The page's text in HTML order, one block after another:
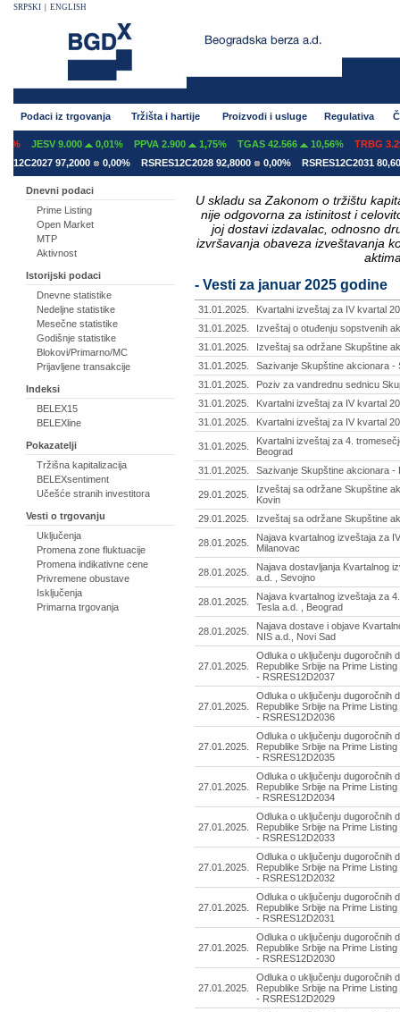
SRPSKI ENGLISH
Podaci iz trgovanja Tržišta i hartije Proizvodi i usluge Regulativa
JESV 9.000 0,01% PPVA 2.900 1,75% TGAS 42.566 10,56%
TRBG 3.293
97,2000
0,00% RSRES12C2028 92,8000 0,00% RSRES12C2031 80,6000
Dnevni podaci
Prime Listing
Open Market
MTP
Aktivnost
Istorijski podaci
Dnevne statistike
Nedeljne statistike
Mesečne statistike
Godišnje statistike
Blokovi/Primarno/MC
Prijavljene transakcije
Indeksi
BELEX15
BELEXline
Pokazatelji
Tržišna kapitalizacija
BELEXsentiment
Učešće stranih investitora
Vesti o trgovanju
Uključenja
Promena zone fluktuacije
Promena indikativne cene
Privremene obustave
Isključenja
Primarna trgovanja
U skladu sa Zakonom o tržištu
nije odgovorna za istinitost i
joj dostavi izdavalac, odnosno
izvršavanja obaveza izveštavanja
- Vesti za januar 2025 godine
31.01.2025.
Kvartalni izveštaj za IV kvartal
31.01.2025.
Izveštaj o otuđenju sopstvenih
31.01.2025.
Izveštaj sa održane Skupštine
31.01.2025.
Sazivanje Skupštine akcionara -
31.01.2025.
Poziv za vandrednu sednicu
31.01.2025.
Kvartalni izveštaj za IV kvartal
31.01.2025.
Kvartalni izveštaj za IV kvartal
31.01.2025.
Kvartalni izveštaj za 4.
Beograd
31.01.2025.
Sazivanje Skupštine akcionara -
29.01.2025.
Izveštaj sa održane Skupštine
Kovin
29.01.2025.
Izveštaj sa održane Skupštine
28.01.2025.
Najava kvartalnog izveštaja za
Milanovac
28.01.2025.
Najava dostavljanja Kvartalnog
a.d. , Sevojno
28.01.2025.
Najava kvartalnog izveštaja za
Tesla a.d. , Beograd
28.01.2025.
Najava dostave i objave
NIS a.d., Novi Sad
27.01.2025.
Odluka o uključenju dugoročnih
Republike Srbije na Prime
- RSRES12D2037
27.01.2025.
Odluka o uključenju dugoročnih
Republike Srbije na Prime
- RSRES12D2036
27.01.2025.
Odluka o uključenju dugoročnih
Republike Srbije na Prime
- RSRES12D2035
27.01.2025.
Odluka o uključenju dugoročnih
Republike Srbije na Prime
- RSRES12D2034
27.01.2025.
Odluka o uključenju dugoročnih
Republike Srbije na Prime
- RSRES12D2033
27.01.2025.
Odluka o uključenju dugoročnih
Republike Srbije na Prime
- RSRES12D2032
27.01.2025.
Odluka o uključenju dugoročnih
Republike Srbije na Prime
- RSRES12D2031
27.01.2025.
Odluka o uključenju dugoročnih
Republike Srbije na Prime
- RSRES12D2030
27.01.2025.
Odluka o uključenju dugoročnih
Republike Srbije na Prime
- RSRES12D2029